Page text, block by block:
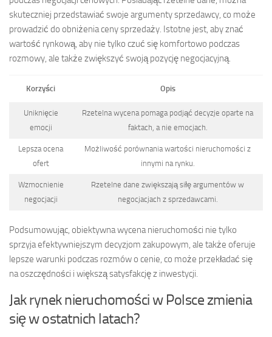
skuteczniej przedstawiać swoje argumenty sprzedawcy, co może
prowadzić do obniżenia ceny sprzedaży. Istotne jest, aby znać
wartość rynkową, aby nie tylko czuć się komfortowo podczas
rozmowy, ale także zwiększyć swoją pozycję negocjacyjną.
Korzyści Opis
Uniknięcie
emocji
Rzetelna wycena pomaga podjąć decyzje oparte na
faktach, a nie emocjach.
Lepsza ocena
ofert
Możliwość porównania wartości nieruchomości z
innymi na rynku.
Wzmocnienie
negocjacji
Rzetelne dane zwiększają siłę argumentów w
negocjacjach z sprzedawcami.
Podsumowując, obiektywna wycena nieruchomości nie tylko
sprzyja efektywniejszym decyzjom zakupowym, ale także oferuje
lepsze warunki podczas rozmów o cenie, co może przekładać się
na oszczędności i większą satysfakcję z inwestycji.
Jak rynek nieruchomości w Polsce zmienia
się w ostatnich latach?